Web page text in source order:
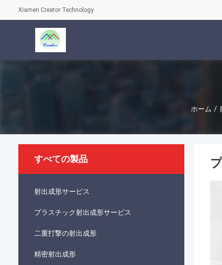
Xiamen Creator Technology
ホーム /
すべての製品
射出成形サービス
プラスチック射出成形サービス
二重打撃の射出成形
精密射出成形